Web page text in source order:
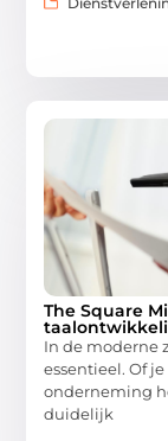
The Square
In de moderne
essentieel. Of
onderneming
duidelijk